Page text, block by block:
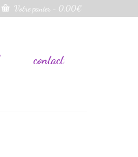
Votre panier - 0,00€
contact